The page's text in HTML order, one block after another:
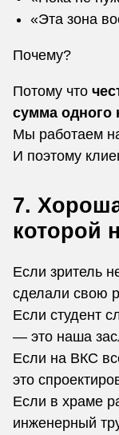
«Эта зона
Почему?
Потому что
сумма одного
Мы работаем
И поэтому
7.
которой
Если зритель
сделали свою
Если студент
— это наша
Если на ВКС
это
Если в храме
инженерный